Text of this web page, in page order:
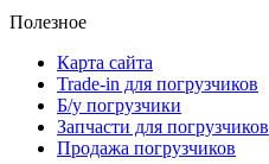
Полезное
Карта сайта
Trade-in для погрузчиков
Б/у погрузчики
Запчасти для погрузчиков
Продажа погрузчиков